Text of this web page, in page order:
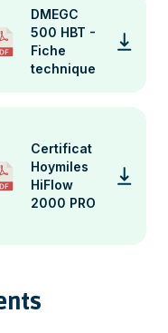
DMEGC
500 HBT -
Fiche
technique
Certificat
Hoymiles
HiFlow
2000 PRO